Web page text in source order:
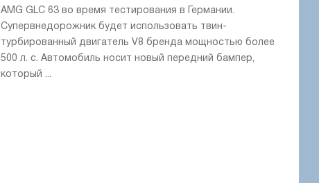
AMG GLC 63 во время тестирования в Германии.
Супервнедорожник будет использовать твин-
турбированный двигатель V8 бренда мощностью более
500 л. с. Автомобиль носит новый передний бампер,
который ...